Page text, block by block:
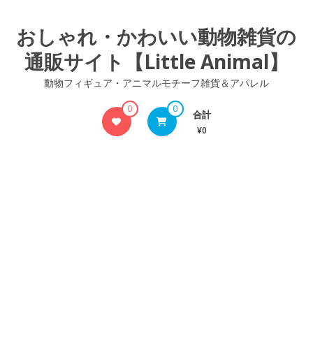
おしゃれ・かわいい動物雑貨の
通販サイト【Little Animal】
動物フィギュア・アニマルモチーフ雑貨＆アパレル
0 0 合計
¥0